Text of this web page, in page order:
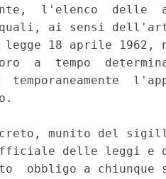
l'elenco
ai sensi
18 aprile
a  tempo
temporaneamente
munito del
delle leggi e
obbligo a chiunque